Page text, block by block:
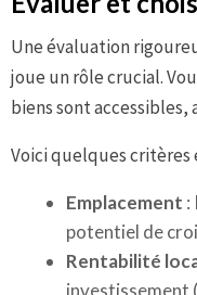
Une évaluation
joue un rôle crucial.
biens sont accessibles,
Voici quelques critères
Emplacement :
potentiel de
Rentabilité
investissement